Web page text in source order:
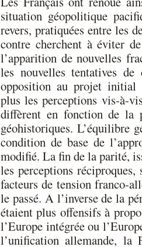
situation géopolitique
revers, pratiquées entre les
contre cherchent à éviter
l’apparition de nouvelles
les nouvelles tentatives de
opposition au projet initial
plus les perceptions vis-à-
diffèrent en fonction de la
géohistoriques. L’équilibre
condition de base de
modifié. La fin de la parité,
les perceptions
facteurs de tension franco-
le passé. A l’inverse de la
étaient plus offensifs à
l’Europe intégrée ou
l’unification allemande, la